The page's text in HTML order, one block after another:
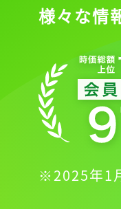
様々な情
※2025年1